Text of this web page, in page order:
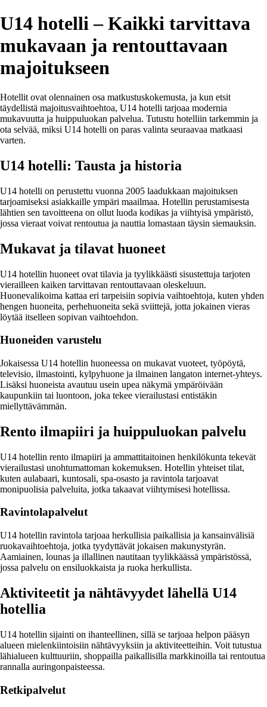
U14 hotelli – Kaikki tarvittava
mukavaan ja rentouttavaan
majoitukseen
Hotellit ovat olennainen osa matkustuskokemusta, ja kun etsit
täydellistä majoitusvaihtoehtoa, U14 hotelli tarjoaa modernia
mukavuutta ja huippuluokan palvelua. Tutustu hotelliin tarkemmin ja
ota selvää, miksi U14 hotelli on paras valinta seuraavaa matkaasi
varten.
U14 hotelli: Tausta ja historia
U14 hotelli on perustettu vuonna 2005 laadukkaan majoituksen
tarjoamiseksi asiakkaille ympäri maailmaa. Hotellin perustamisesta
lähtien sen tavoitteena on ollut luoda kodikas ja viihtyisä ympäristö,
jossa vieraat voivat rentoutua ja nauttia lomastaan täysin siemauksin.
Mukavat ja tilavat huoneet
U14 hotellin huoneet ovat tilavia ja tyylikkäästi sisustettuja tarjoten
vierailleen kaiken tarvittavan rentouttavaan oleskeluun.
Huonevalikoima kattaa eri tarpeisiin sopivia vaihtoehtoja, kuten yhden
hengen huoneita, perhehuoneita sekä sviittejä, jotta jokainen vieras
löytää itselleen sopivan vaihtoehdon.
Huoneiden varustelu
Jokaisessa U14 hotellin huoneessa on mukavat vuoteet, työpöytä,
televisio, ilmastointi, kylpyhuone ja ilmainen langaton internet-yhteys.
Lisäksi huoneista avautuu usein upea näkymä ympäröivään
kaupunkiin tai luontoon, joka tekee vierailustasi entistäkin
miellyttävämmän.
Rento ilmapiiri ja huippuluokan palvelu
U14 hotellin rento ilmapiiri ja ammattitaitoinen henkilökunta tekevät
vierailustasi unohtumattoman kokemuksen. Hotellin yhteiset tilat,
kuten aulabaari, kuntosali, spa-osasto ja ravintola tarjoavat
monipuolisia palveluita, jotka takaavat viihtymisesi hotellissa.
Ravintolapalvelut
U14 hotellin ravintola tarjoaa herkullisia paikallisia ja kansainvälisiä
ruokavaihtoehtoja, jotka tyydyttävät jokaisen makunystyrän.
Aamiainen, lounas ja illallinen nautitaan tyylikkäässä ympäristössä,
jossa palvelu on ensiluokkaista ja ruoka herkullista.
Aktiviteetit ja nähtävyydet lähellä U14
hotellia
U14 hotellin sijainti on ihanteellinen, sillä se tarjoaa helpon pääsyn
alueen mielenkiintoisiin nähtävyyksiin ja aktiviteetteihin. Voit tutustua
lähialueen kulttuuriin, shoppailla paikallisilla markkinoilla tai rentoutua
rannalla auringonpaisteessa.
Retkipalvelut